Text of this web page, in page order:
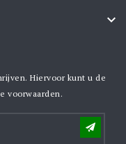

Hiervoor kunt u de
voorwaarden.